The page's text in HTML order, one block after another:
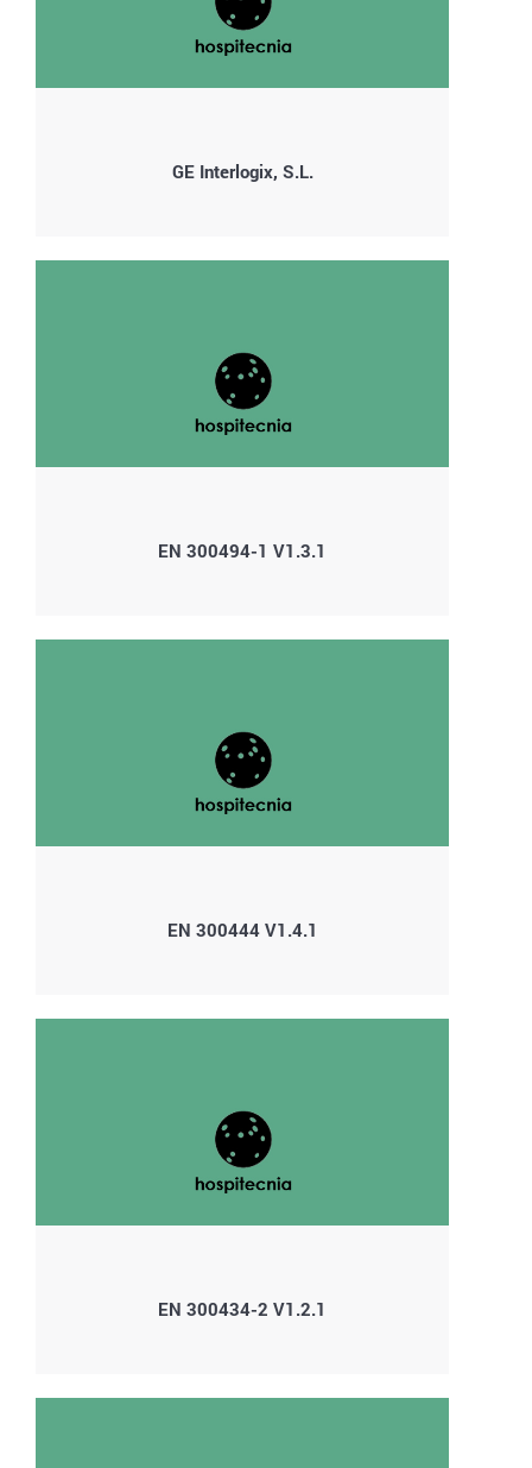
GE Interlogix, S.L.
EN 300494-1 V1.3.1
EN 300444 V1.4.1
EN 300434-2 V1.2.1